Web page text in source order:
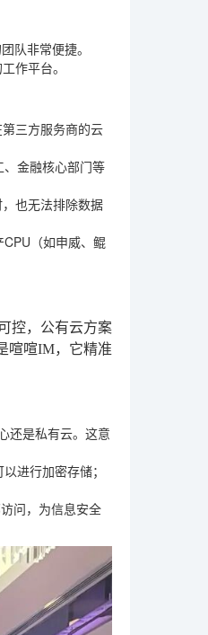
队非常便捷。
作平台。
三方服务商的云
金融核心部门等
也无法排除数据
（如申威、鲲
控，公有云方案
喧喧IM，它精准
还是私有云。这意
进行加密存储；
问，为信息安全